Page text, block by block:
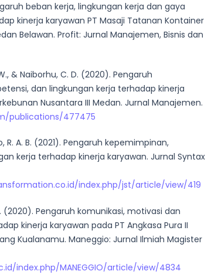
beban kerja, lingkungan kerja dan gaya
kinerja karyawan PT Masaji Tatanan Kontainer
Belawan. Profit: Jurnal Manajemen, Bisnis dan
& Naiborhu, C. D. (2020). Pengaruh
dan lingkungan kerja terhadap kinerja
Nusantara III Medan. Jurnal Manajemen.
publications/477475
R. A. B. (2021). Pengaruh kepemimpinan,
kerja terhadap kinerja karyawan. Jurnal Syntax
index.php/jst/article/view/419
(2020). Pengaruh komunikasi, motivasi dan
kinerja karyawan pada PT Angkasa Pura II
Kualanamu. Maneggio: Jurnal Ilmiah Magister
index.php/MANEGGIO/article/view/4834